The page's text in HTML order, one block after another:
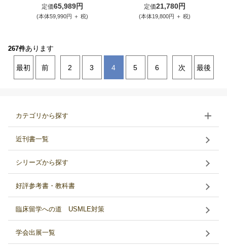
定価65,989円
(本体59,990円 ＋ 税)
定価21,780円
(本体19,800円 ＋ 税)
267件あります
最初 前 2 3 4 5 6 次 最後
カテゴリから探す
近刊書一覧
シリーズから探す
好評参考書・教科書
臨床留学への道 USMLE対策
学会出展一覧